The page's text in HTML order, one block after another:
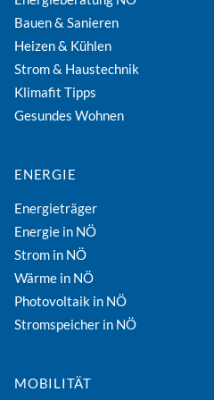
Bauen & Sanieren
Heizen & Kühlen
Strom & Haustechnik
Klimafit Tipps
Gesundes Wohnen
ENERGIE
Energieträger
Energie in NÖ
Strom in NÖ
Wärme in NÖ
Photovoltaik in NÖ
Stromspeicher in NÖ
MOBILITÄT